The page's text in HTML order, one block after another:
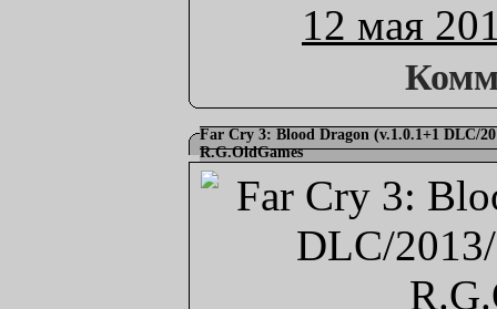
12 мая
Far Cry 3: Blood Dragon (v.1.0.1+1 DLC/
R.G.OldGames